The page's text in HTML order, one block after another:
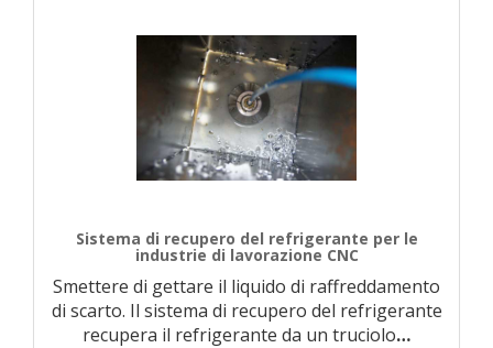
Sistema di recupero del refrigerante per le
industrie di lavorazione CNC
Smettere di gettare il liquido di raffreddamento
di scarto. Il sistema di recupero del refrigerante
recupera il refrigerante da un truciolo…